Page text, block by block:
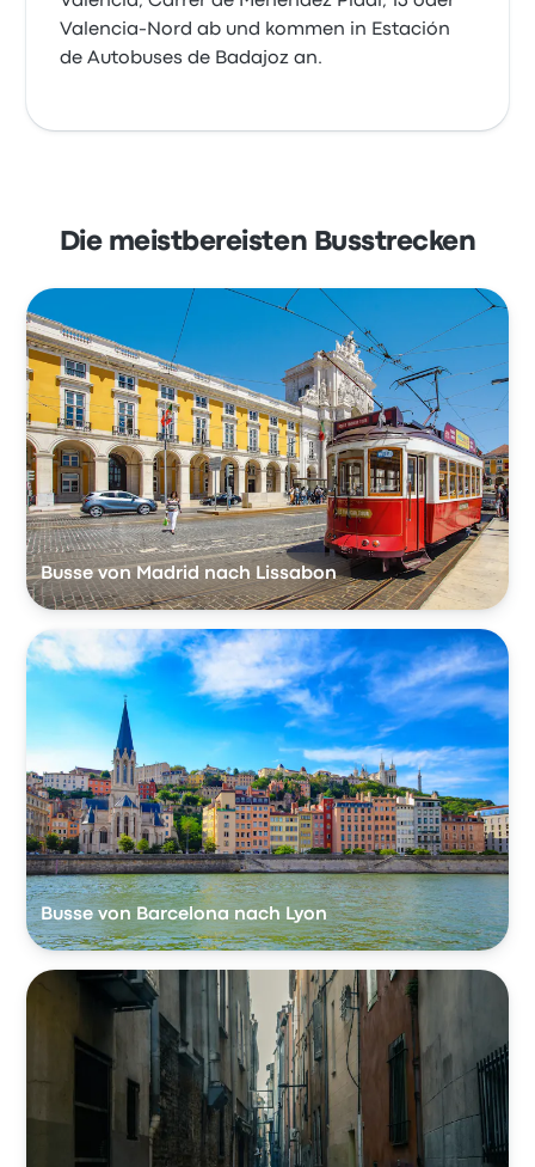
Valencia-Nord ab und kommen in Estación
de Autobuses de Badajoz an.
Die meistbereisten Busstrecken
Busse von Madrid nach Lissabon
Busse von Barcelona nach Lyon